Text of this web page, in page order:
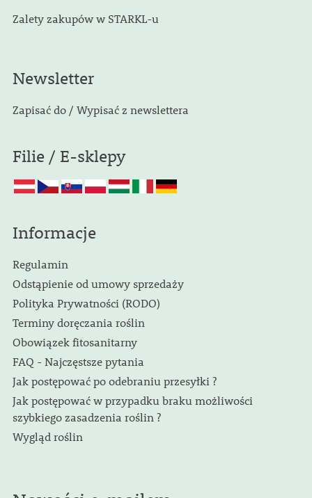
Zalety zakupów w STARKL-u
Newsletter
Zapisać do / Wypisać z newslettera
Filie / E-sklepy
Informacje
Regulamin
Odstąpienie od umowy sprzedaży
Polityka Prywatności (RODO)
Terminy doręczania roślin
Obowiązek fitosanitarny
FAQ - Najczęstsze pytania
Jak postępować po odebraniu przesyłki ?
Jak postępować w przypadku braku możliwości
szybkiego zasadzenia roślin ?
Wygląd roślin